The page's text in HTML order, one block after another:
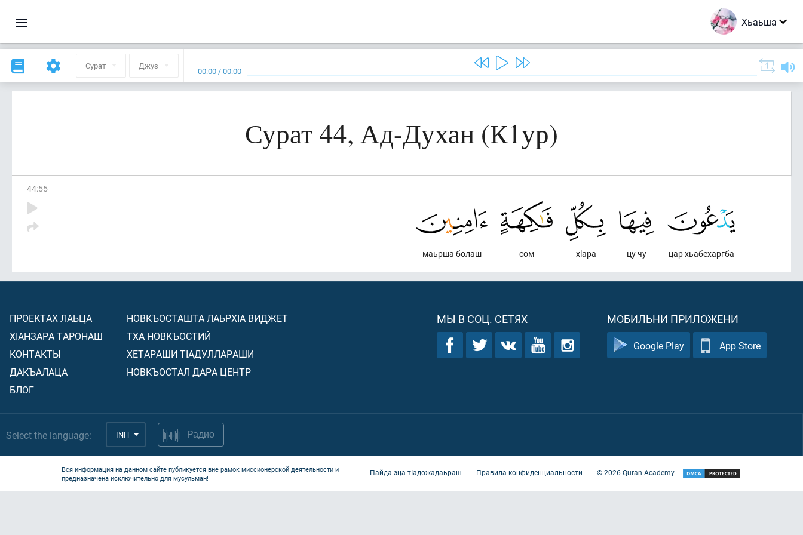
Хьаьша
Сурат Джуз 00:00 /00:00
Сурат 44, Ад-Духан (К1ур)
44:55
цар хьабехаргба
цу чу
хlара
сом
маьрша болаш
ПРОЕКТАХ ЛАЬЦА
ХIАНЗАРА ТАРОНАШ
КОНТАКТЫ
ДАКЪАЛАЦА
БЛОГ
НОВКЪОСТАШТА ЛАЬРХIА ВИДЖЕТ
ТХА НОВКЪОСТИЙ
ХЕТАРАШИ ТIАДУЛЛАРАШИ
НОВКЪОСТАЛ ДАРА ЦЕНТР
МЫ В СОЦ. СЕТЯХ МОБИЛЬНИ ПРИЛОЖЕНИ
Google Play App Store
Select the language: INH Радио
Вся информация на данном сайте публикуется вне рамок миссионерской деятельности и
предназначена исключительно для мусульман!
Пайда эца тIадожадаьраш Правила конфиденциальности ©2026Quran Academy